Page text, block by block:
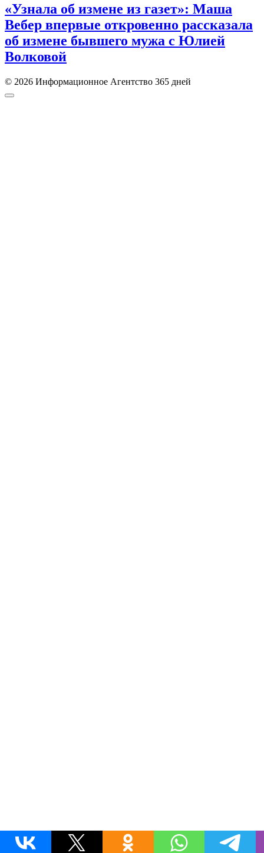
«Узнала об измене из газет»: Маша
Вебер впервые откровенно рассказала
об измене бывшего мужа с Юлией
Волковой
© 2026 Информационное Агентство 365 дней